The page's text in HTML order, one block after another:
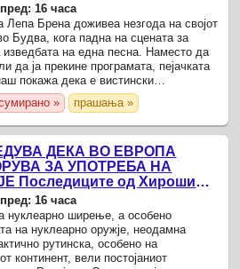
пред: 16 часа
Лепа Брена доживеа незгода на својот
Будва, кога падна на сцената за
изведбата на една песна. Наместо да
да ја прекине програмата, пејачката
покажа дека е вистински
» прашања »
ДЕКА ВО ЕВРОПА
ЗА УПОТРЕБА НА
Последиците од Хирошима
пред: 16 часа
нуклеарно ширење, а особено
на нуклеарно оружје, неодамна
рутинска, особено на
континент, вели постојаниот